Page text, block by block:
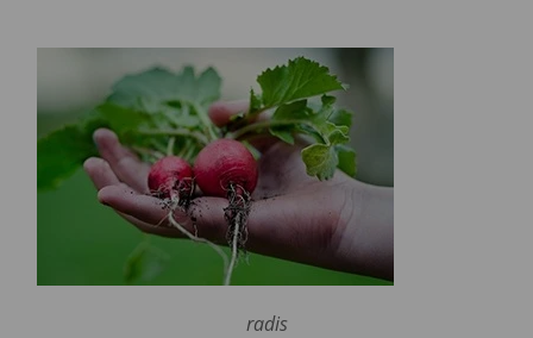
radis